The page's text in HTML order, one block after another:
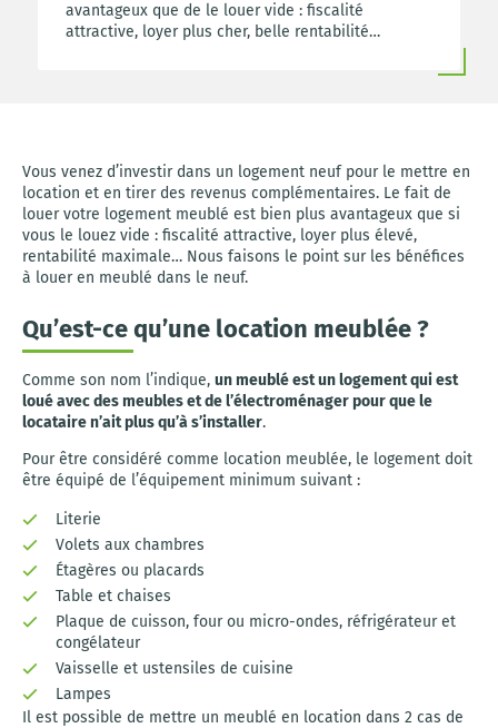
avantageux que de le louer vide : fiscalité
attractive, loyer plus cher, belle rentabilité…
Vous venez d’investir dans un logement neuf pour le mettre en
location et en tirer des revenus complémentaires. Le fait de
louer votre logement meublé est bien plus avantageux que si
vous le louez vide : fiscalité attractive, loyer plus élevé,
rentabilité maximale… Nous faisons le point sur les bénéfices
à louer en meublé dans le neuf.
Qu’est-ce qu’une location meublée ?
Comme son nom l’indique, un meublé est un logement qui est
loué avec des meubles et de l’électroménager pour que le
locataire n’ait plus qu’à s’installer.
Pour être considéré comme location meublée, le logement doit
être équipé de l’équipement minimum suivant :
Literie
Volets aux chambres
Étagères ou placards
Table et chaises
Plaque de cuisson, four ou micro-ondes, réfrigérateur et
congélateur
Vaisselle et ustensiles de cuisine
Lampes
Il est possible de mettre un meublé en location dans 2 cas de